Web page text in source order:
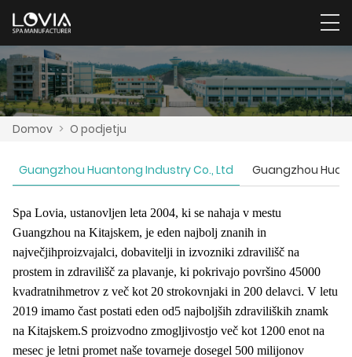
Domov > O podjetju
Guangzhou Huantong Industry Co., Ltd Guangzhou
Spa Lovia, ustanovljen leta 2004, ki se nahaja v mestu
Guangzhou na Kitajskem, je eden najbolj znanih in
največjihproizvajalci, dobavitelji in izvozniki zdravilišč na
prostem in zdravilišč za plavanje, ki pokrivajo površino 45000
kvadratnihmetrov z več kot 20 strokovnjaki in 200 delavci. V letu
2019 imamo čast postati eden od5 najboljših zdraviliških znamk
na Kitajskem.S proizvodno zmogljivostjo več kot 1200 enot na
mesec je letni promet naše tovarneje dosegel 500 milijonov